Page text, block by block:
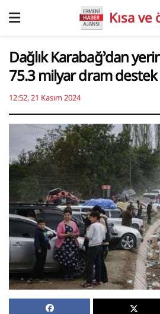
Kısa ve
Dağlık Karabağ’dan
75.3 milyar dram destek
12:52, 21 Kasım 2024